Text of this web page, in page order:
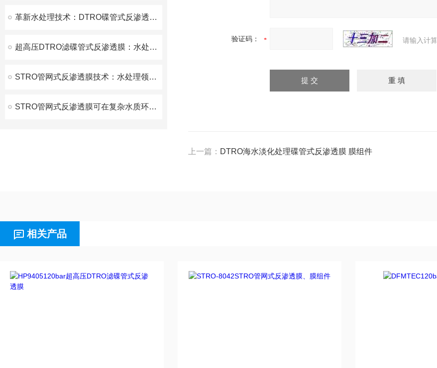
革新水处理技术：DTRO碟管式反渗透膜的工作原理与应用
超高压DTRO滤碟管式反渗透膜：水处理技术的新突破
STRO管网式反渗透膜技术：水处理领域的革命性创新
STRO管网式反渗透膜可在复杂水质环境下稳定运行
验证码： 请输入计
上一篇： DTRO海水淡化处理碟管式反渗透膜 膜组件
相关产品